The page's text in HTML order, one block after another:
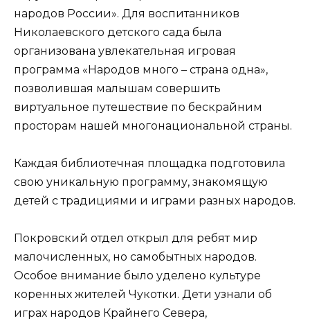
народов России». Для воспитанников
Николаевского детского сада была
организована увлекательная игровая
программа «Народов много – страна одна»,
позволившая малышам совершить
виртуальное путешествие по бескрайним
просторам нашей многонациональной страны.
Каждая библиотечная площадка подготовила
свою уникальную программу, знакомящую
детей с традициями и играми разных народов.
Покровский отдел открыл для ребят мир
малочисленных, но самобытных народов.
Особое внимание было уделено культуре
коренных жителей Чукотки. Дети узнали об
играх народов Крайнего Севера,